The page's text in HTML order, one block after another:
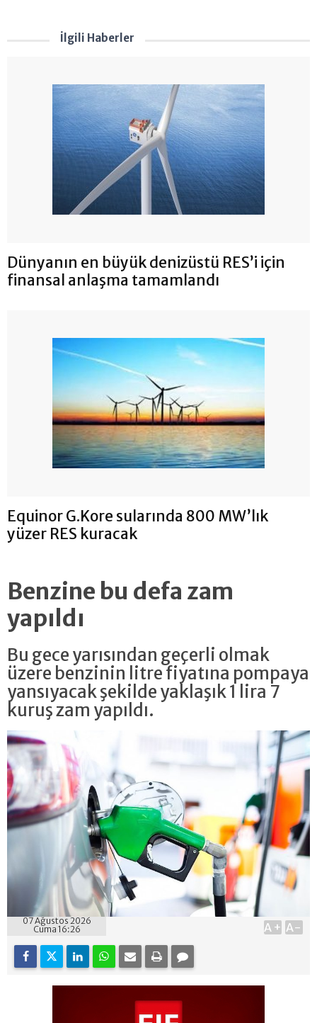
İlgili Haberler
Dünyanın en büyük denizüstü RES’i için
finansal anlaşma tamamlandı
Equinor G.Kore sularında 800 MW’lık
yüzer RES kuracak
Benzine bu defa zam
yapıldı
Bu gece yarısından geçerli olmak
üzere benzinin litre fiyatına pompaya
yansıyacak şekilde yaklaşık 1 lira 7
kuruş zam yapıldı.
07 Ağustos 2026
Cuma 16:26
A+ A-